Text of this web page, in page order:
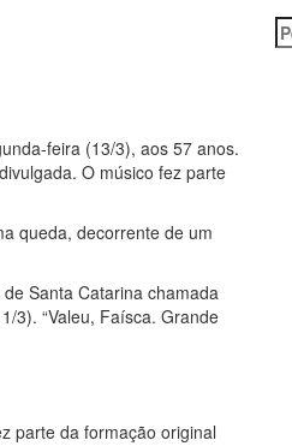
feira (13/3), aos 57 anos.
O músico fez parte
queda, decorrente de um
Santa Catarina chamada
3). “Valeu, Faísca. Grande
parte da formação original